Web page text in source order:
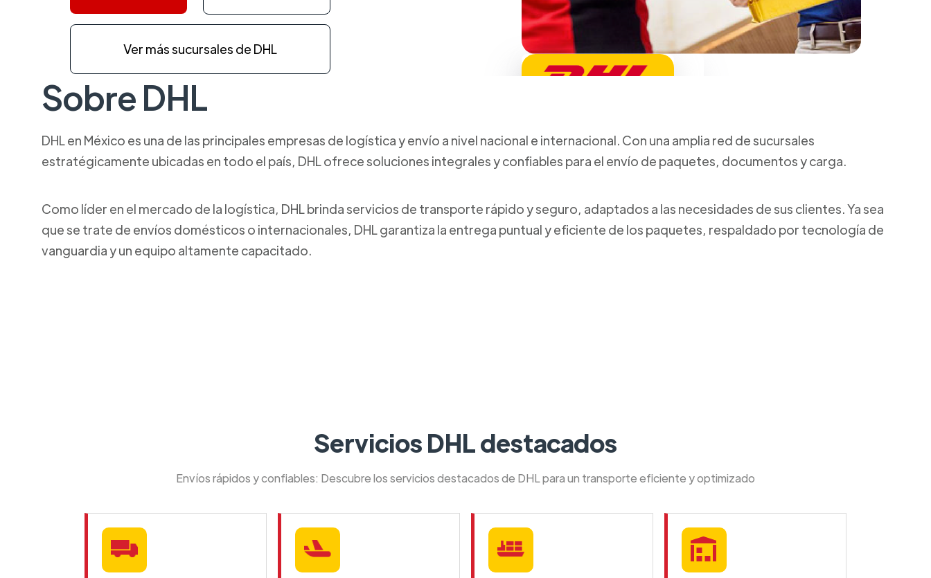
Ver más sucursales de DHL
Sobre DHL
DHL en México es una de las principales empresas de logística y envío a nivel nacional e internacional. Con una amplia red de sucursales
estratégicamente ubicadas en todo el país, DHL ofrece soluciones integrales y confiables para el envío de paquetes, documentos y carga.
Como líder en el mercado de la logística, DHL brinda servicios de transporte rápido y seguro, adaptados a las necesidades de sus clientes. Ya sea
que se trate de envíos domésticos o internacionales, DHL garantiza la entrega puntual y eficiente de los paquetes, respaldado por tecnología de
vanguardia y un equipo altamente capacitado.
Servicios DHL destacados
Envíos rápidos y confiables: Descubre los servicios destacados de DHL para un transporte eficiente y optimizado